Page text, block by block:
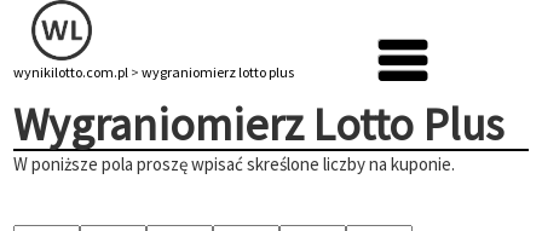
wynikilotto.com.pl >wygraniomierz lotto plus
Wygraniomierz Lotto Plus
W poniższe pola proszę wpisać skreślone liczby na kuponie.